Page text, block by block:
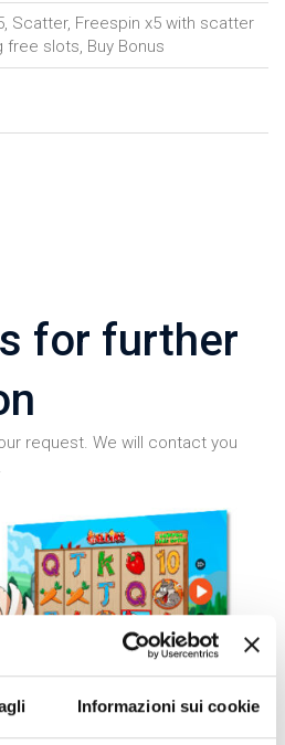
Informazioni sui cookie
Scatter, Freespin x5 with scatter
free slots, Buy Bonus
for further
request. We will contact you